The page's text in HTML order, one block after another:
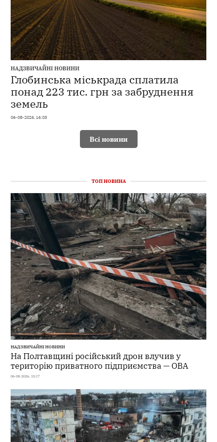
НАДЗВИЧАЙНІ НОВИНИ
Глобинська міськрада сплатила
понад 223 тис. грн за забруднення
земель
06-08-2026, 16:03
Всі новини
ТОП НОВИНА
НАДЗВИЧАЙНІ НОВИНИ
На Полтавщині російський дрон влучив у
територію приватного підприємства — ОВА
06-08-2026, 15:17